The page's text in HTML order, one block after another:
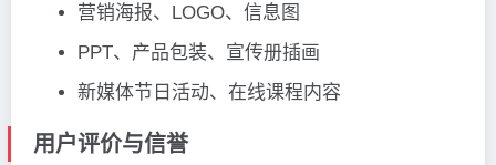
营销海报、LOGO、信息图
PPT、产品包装、宣传册插画
新媒体节日活动、在线课程内容
用户评价与信誉